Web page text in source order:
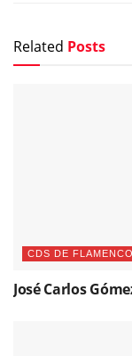
Related Posts
CDS DE FLAMENCO
José Carlos